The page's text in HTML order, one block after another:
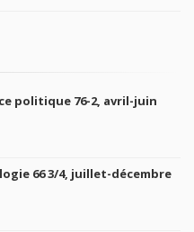
politique 76-2, avril-juin
66 3/4, juillet-décembre